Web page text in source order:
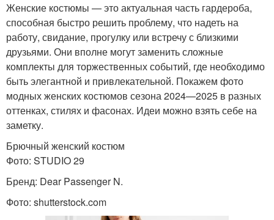
Женские костюмы — это актуальная часть гардероба,
способная быстро решить проблему, что надеть на
работу, свидание, прогулку или встречу с близкими
друзьями. Они вполне могут заменить сложные
комплекты для торжественных событий, где необходимо
быть элегантной и привлекательной. Покажем фото
модных женских костюмов сезона 2024—2025 в разных
оттенках, стилях и фасонах. Идеи можно взять себе на
заметку.
Брючный женский костюм
Фото: STUDIO 29
Бренд: Dear Passenger N.
Фото: shutterstock.com